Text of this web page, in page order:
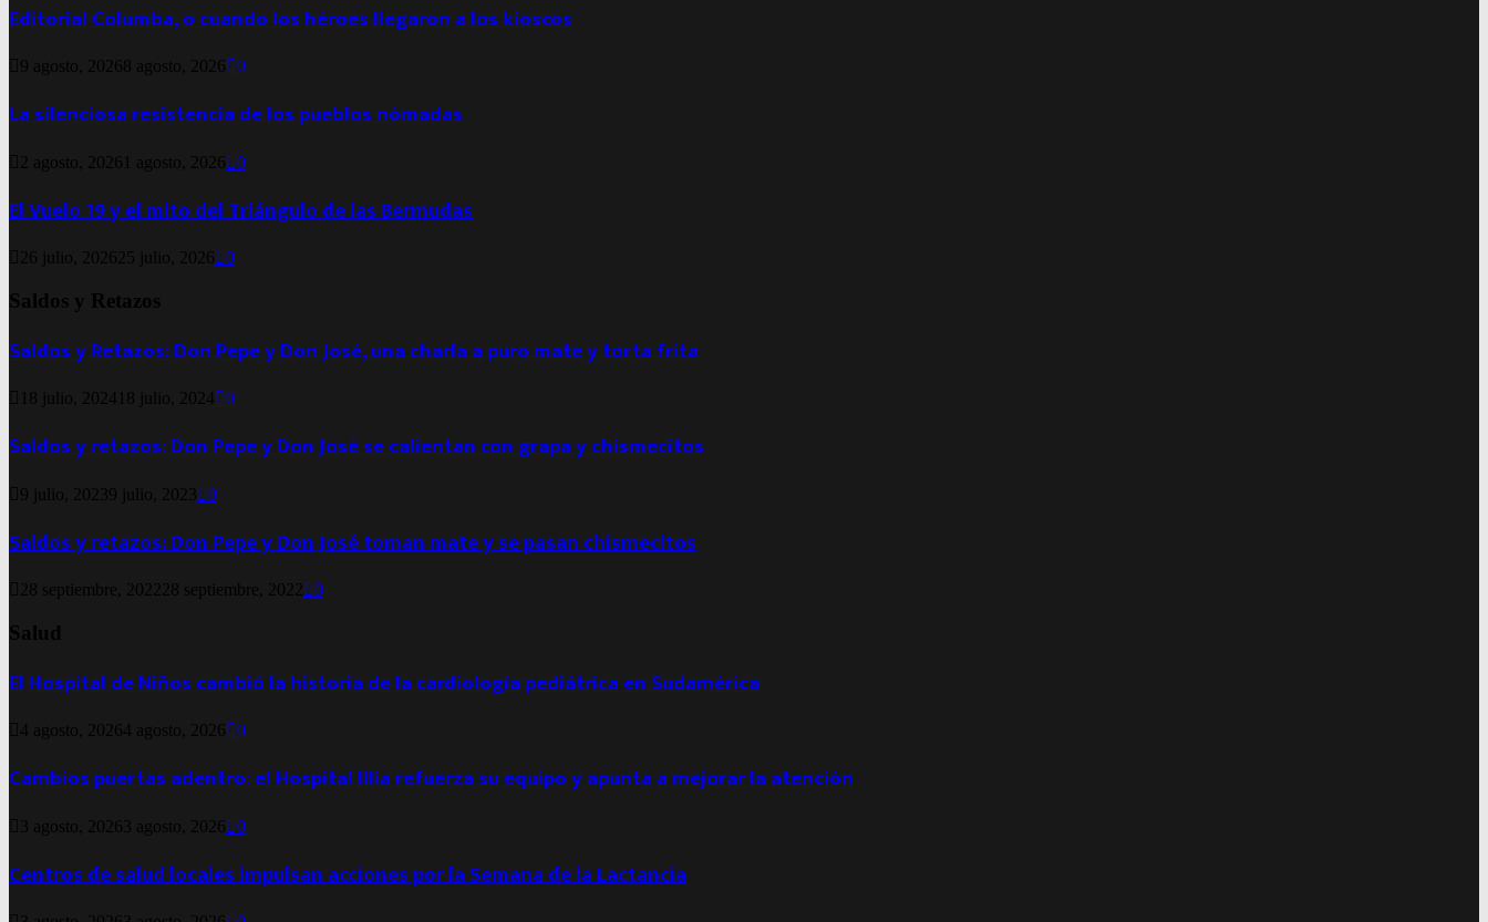
Editorial Columba, o cuando los héroes llegaron a los kioscos
9 agosto, 20268 agosto, 2026 0
La silenciosa resistencia de los pueblos nómadas
2 agosto, 2026 1 agosto, 2026 0
El Vuelo 19 y el mito del Triángulo de las Bermudas
26 julio, 2026 25 julio, 2026 0
Saldos y Retazos
Saldos y Retazos: Don Pepe y Don José, una charla a puro mate y torta frita
18 julio, 2024 18 julio, 2024 0
Saldos y retazos: Don Pepe y Don José se calientan con grapa y chismecitos
9 julio, 20239 julio, 2023 0
Saldos y retazos: Don Pepe y Don José toman mate y se pasan chismecitos
28 septiembre, 2022 28 septiembre, 2022 0
Salud
El Hospital de Niños cambió la historia de la cardiología pediátrica en Sudamérica
4 agosto, 20264 agosto, 2026 0
Cambios puertas adentro: el Hospital Illia refuerza su equipo y apunta a mejorar la atención
3 agosto, 2026 3 agosto, 2026 0
Centros de salud locales impulsan acciones por la Semana de la Lactancia